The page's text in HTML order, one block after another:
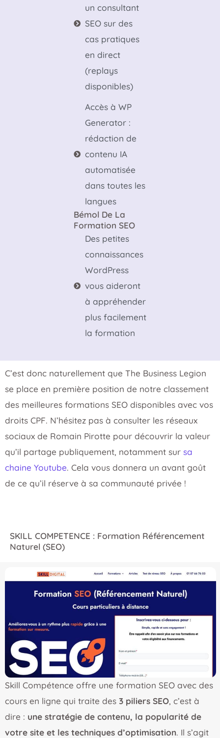
un consultant
SEO sur des
cas pratiques
en direct
(replays
disponibles)
Accès à WP
Generator :
rédaction de
contenu IA
automatisée
dans toutes les
langues
Bémol De La
Formation SEO
Des petites
connaissances
WordPress
vous aideront
à appréhender
plus facilement
la formation
C’est donc naturellement que The Business Legion
se place en première position de notre classement
des meilleures formations SEO disponibles avec vos
droits CPF. N’hésitez pas à consulter les réseaux
sociaux de Romain Pirotte pour découvrir la valeur
qu’il partage publiquement, notamment sur sa
chaine Youtube. Cela vous donnera un avant goût
de ce qu’il réserve à sa communauté privée !
SKILL COMPETENCE : Formation Référencement
Naturel (SEO)
Skill Compétence offre une formation SEO avec des
cours en ligne qui traite des 3 piliers SEO, c’est à
dire : une stratégie de contenu, la popularité de
votre site et les techniques d’optimisation. Il s’agit